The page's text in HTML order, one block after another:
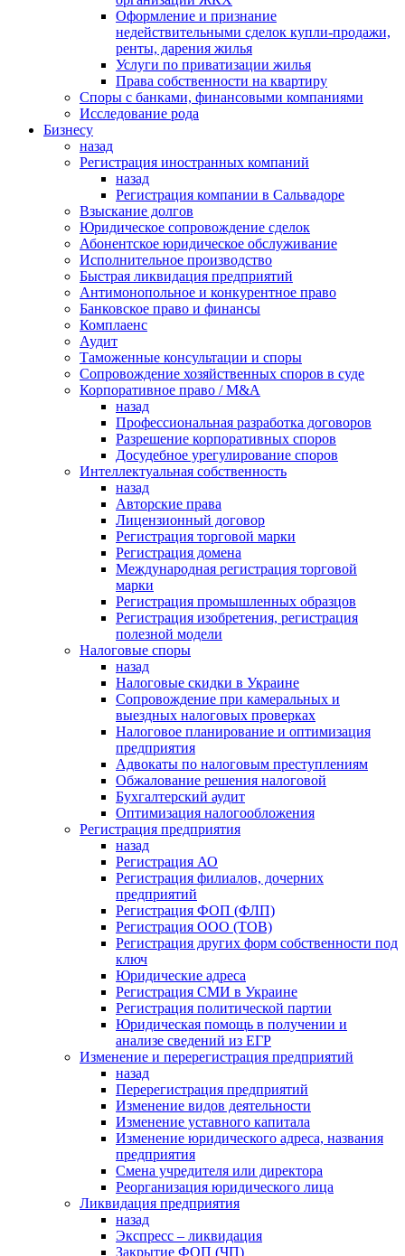
Оформление и признание
недействительными сделок купли-продажи,
ренты, дарения жилья
Услуги по приватизации жилья
Права собственности на квартиру
Cпоры с банками, финансовыми компаниями
Исследование рода
Бизнесу
назад
Регистрация иностранных компаний
назад
Регистрация компании в Сальвадоре
Взыскание долгов
Юридическое сопровождение сделок
Абонентское юридическое обслуживание
Исполнительное производство
Быстрая ликвидация предприятий
Антимонопольное и конкурентное право
Банковское право и финансы
Комплаенс
Аудит
Таможенные консультации и споры
Сопровождение хозяйственных споров в суде
Корпоративное право / M&A
назад
Профессиональная разработка договоров
Разрешение корпоративных споров
Досудебное урегулирование споров
Интеллектуальная собственность
назад
Авторские права
Лицензионный договор
Регистрация торговой марки
Регистрация домена
Международная регистрация торговой
марки
Регистрация промышленных образцов
Регистрация изобретения, регистрация
полезной модели
Налоговые споры
назад
Налоговые скидки в Украине
Сопровождение при камеральных и
выездных налоговых проверках
Налоговое планирование и оптимизация
предприятия
Адвокаты по налоговым преступлениям
Обжалование решения налоговой
Бухгалтерский аудит
Оптимизация налогообложения
Регистрация предприятия
назад
Регистрация АО
Регистрация филиалов, дочерних
предприятий
Регистрация ФОП (ФЛП)
Регистрация ООО (ТОВ)
Регистрация других форм собственности под
ключ
Юридические адреса
Регистрация СМИ в Украине
Регистрация политической партии
Юридическая помощь в получении и
анализе сведений из ЕГР
Изменение и перерегистрация предприятий
назад
Перерегистрация предприятий
Изменение видов деятельности
Изменение уставного капитала
Изменение юридического адреса, названия
предприятия
Смена учредителя или директора
Реорганизация юридического лица
Ликвидация предприятия
назад
Экспресс – ликвидация
Закрытие ФОП (ЧП)